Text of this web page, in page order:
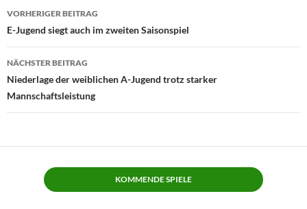
Beitragsnavigation
VORHERIGER BEITRAG
E-Jugend siegt auch im zweiten Saisonspiel
NÄCHSTER BEITRAG
Niederlage der weiblichen A-Jugend trotz starker
Mannschaftsleistung
KOMMENDE SPIELE